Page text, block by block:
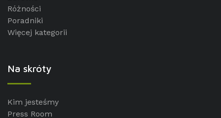
Różności
Poradniki
Więcej kategorii
Na skróty
Kim jesteśmy
Press Room